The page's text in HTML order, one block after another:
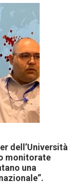
dell’Università
monitorate
una